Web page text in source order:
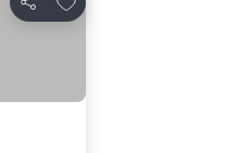
Partilhar